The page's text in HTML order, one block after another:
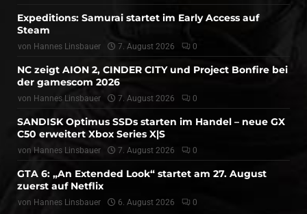
Expeditions: Samurai startet im Early Access auf
Steam
von Hannes Linsbauer 7. August 2026 0
NC zeigt AION 2, CINDER CITY und Project Bonfire bei
der gamescom 2026
von Hannes Linsbauer 7. August 2026 0
SANDISK Optimus SSDs starten im Handel – neue GX
C50 erweitert Xbox Series X|S
von Hannes Linsbauer 7. August 2026 0
GTA 6: „An Extended Look“ startet am 27. August
zuerst auf Netflix
von Hannes Linsbauer 6. August 2026 0